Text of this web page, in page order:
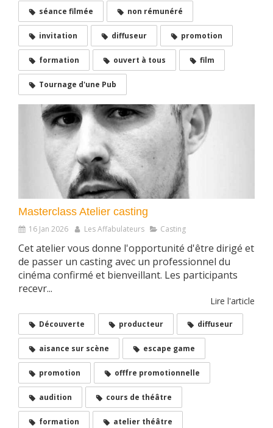
séance filmée non rémunéré
invitation diffuseur promotion
formation ouvert à tous film
Tournage d'une Pub
Masterclass Atelier casting
16 Jan 2026 Les Affabulateurs Casting
Cet atelier vous donne l'opportunité d'être dirigé et
de passer un casting avec un professionnel du
cinéma confirmé et bienveillant. Les participants
recevr...
Lire l'article
Découverte producteur diffuseur
aisance sur scène escape game
promotion offfre promotionnelle
audition cours de théâtre
formation atelier théâtre